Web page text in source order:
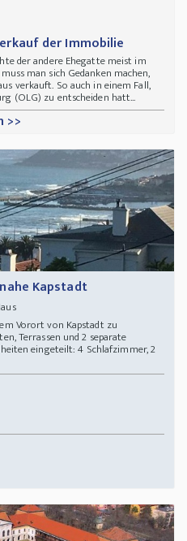
der Immobilie
der andere Ehegatte meist im
man sich Gedanken machen,
verkauft. So auch in einem Fall,
(OLG) zu entscheiden hatt...
>>
Kapstadt
Vorort von Kapstadt zu
Terrassen und 2 separate
eingeteilt: 4 Schlafzimmer, 2